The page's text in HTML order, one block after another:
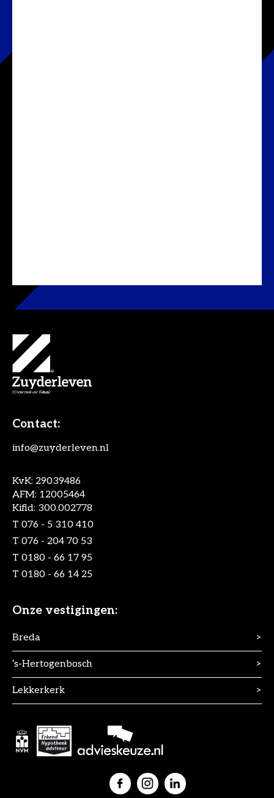
Contact:
info@zuyderleven.nl
KvK: 29039486
AFM: 12005464
Kifid: 300.002778
T 076 - 5 310 410
T 076 - 204 70 53
T 0180 - 66 17 95
T 0180 - 66 14 25
Onze vestigingen:
Breda >
‘s-Hertogenbosch >
Lekkerkerk >